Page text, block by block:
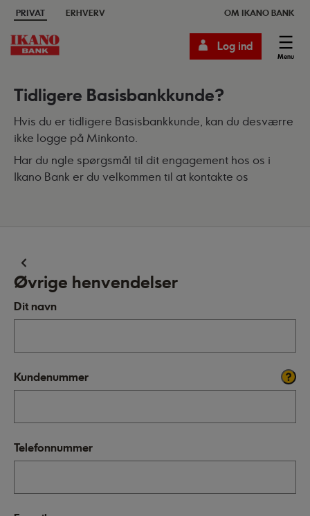
PRIVAT ERHVERV OM IKANO BANK
Menu
Log ind
Tidligere Basisbankkunde?
Hvis du er tidligere Basisbankkunde, kan du desværre
ikke logge på Minkonto.
Har du ngle spørgsmål til dit engagement hos os i
Ikano Bank er du velkommen til at kontakte os
Øvrige henvendelser
Dit navn
Kundenummer
Telefonnummer